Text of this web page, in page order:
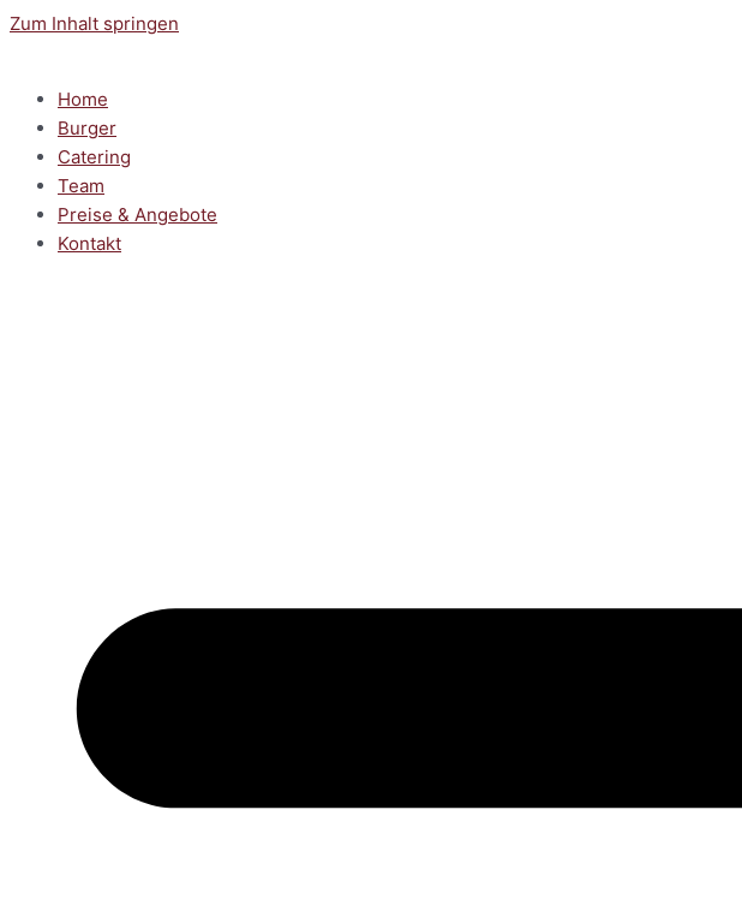
Zum Inhalt springen
Home
Burger
Catering
Team
Preise & Angebote
Kontakt